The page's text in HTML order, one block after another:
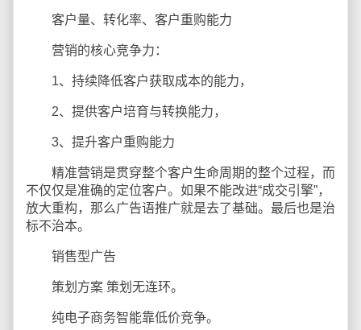
客户量、转化率、客户重购能力
营销的核心竞争力：
1、持续降低客户获取成本的能力，
2、提供客户培育与转换能力，
3、提升客户重购能力
精准营销是贯穿整个客户生命周期的整个过程，而
不仅仅是准确的定位客户。如果不能改进“成交引擎”，
放大重构，那么广告语推广就是去了基础。最后也是治
标不治本。
销售型广告
策划方案 策划无连环。
纯电子商务智能靠低价竞争。